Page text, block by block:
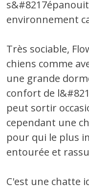
environnement
Très sociable,
chiens comme
une grande
confort de
peut sortir
cependant une
pour qui le plus
entourée et
C'est une chatte